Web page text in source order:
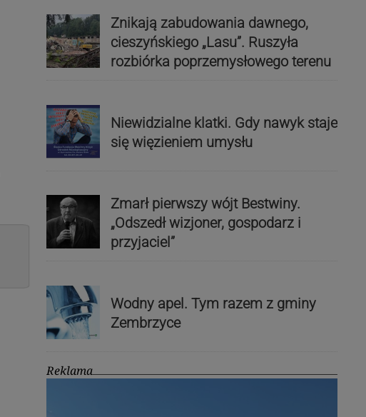
Znikają zabudowania dawnego,
cieszyńskiego „Lasu”. Ruszyła
rozbiórka poprzemysłowego terenu
Niewidzialne klatki. Gdy nawyk staje
się więzieniem umysłu
Zmarł pierwszy wójt Bestwiny.
„Odszedł wizjoner, gospodarz i
przyjaciel”
Wodny apel. Tym razem z gminy
Zembrzyce
Reklama